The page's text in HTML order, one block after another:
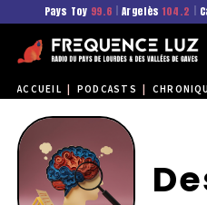
Pays Toy 99.6 Argelès 104.2
ACCUEIL PODCASTS